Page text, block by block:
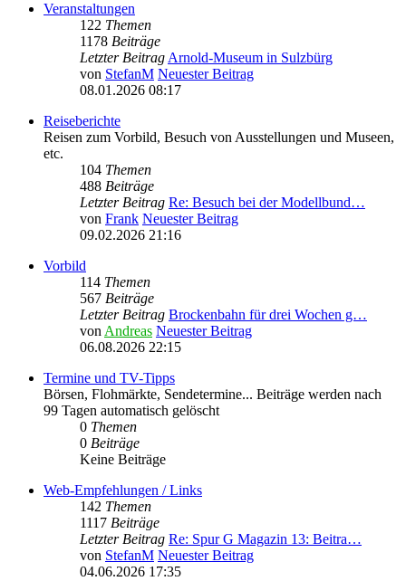
Veranstaltungen
122 Themen
1178 Beiträge
Letzter BeitragArnold-Museum in Sulzbürg
von StefanM Neuester Beitrag
08.01.2026 08:17
Reiseberichte
Reisen zum Vorbild, Besuch von Ausstellungen und Museen,
etc.
104 Themen
488 Beiträge
Letzter Beitrag Re: Besuch bei der Modellbund…
von Frank Neuester Beitrag
09.02.2026 21:16
Vorbild
114 Themen
567 Beiträge
Letzter Beitrag Brockenbahn für drei Wochen g…
vonAndreas Neuester Beitrag
06.08.2026 22:15
Termine und TV-Tipps
Börsen, Flohmärkte, Sendetermine... Beiträge werden nach
99 Tagen automatisch gelöscht
0 Themen
0 Beiträge
Keine Beiträge
Web-Empfehlungen / Links
142 Themen
1117 Beiträge
Letzter Beitrag Re: Spur G Magazin 13: Beitra…
von StefanM Neuester Beitrag
04.06.2026 17:35